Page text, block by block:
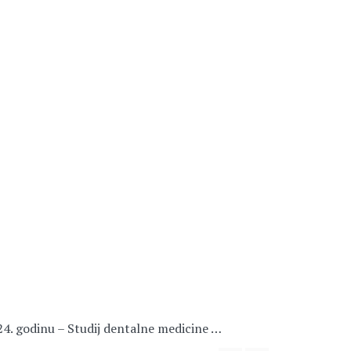
godinu – Studij dentalne medicine …